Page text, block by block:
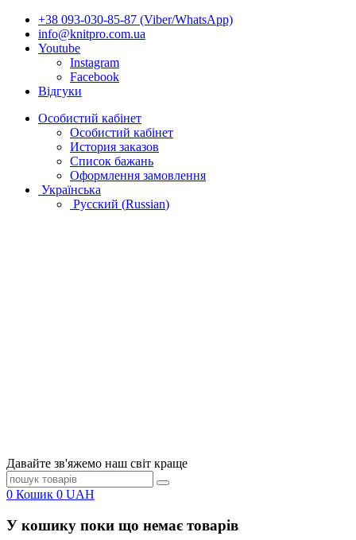
+38 093-030-85-87 (Viber/WhatsApp)
info@knitpro.com.ua
Youtube
Instagram
Facebook
Відгуки
Особистий кабінет
Особистий кабінет
История заказов
Список бажань
Оформлення замовлення
Українська
Русский (Russian)
Давайте зв'яжемо наш світ краще
0 Кошик 0 UAH
У кошику поки що немає товарів